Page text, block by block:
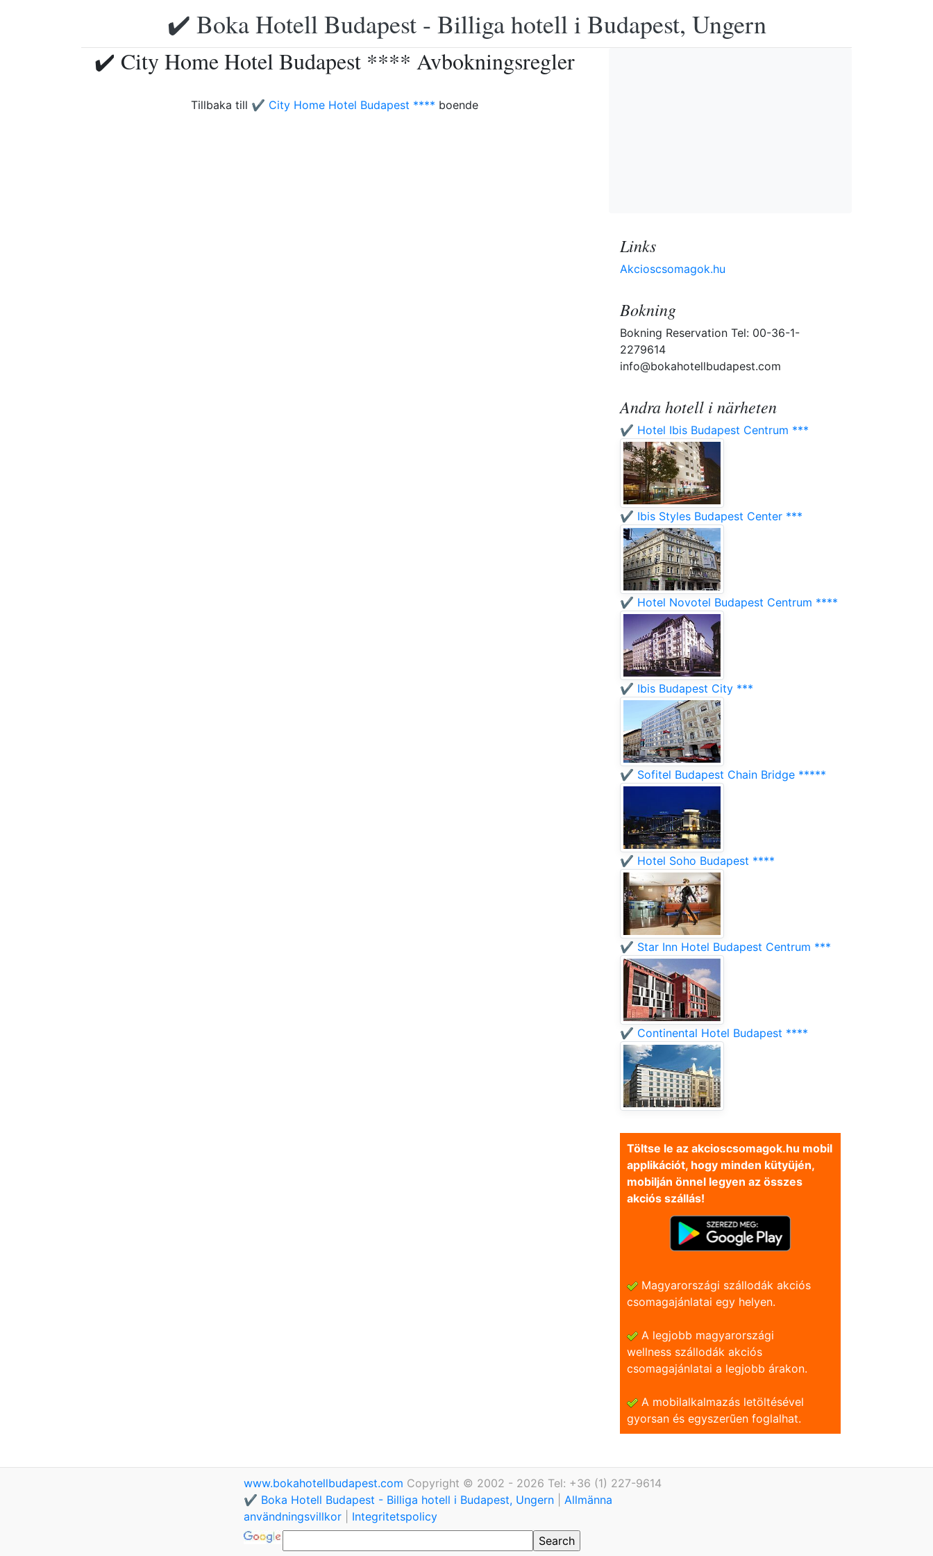
✔️ Boka Hotell Budapest - Billiga hotell i Budapest, Ungern
✔️ City Home Hotel Budapest **** Avbokningsregler
Tillbaka till ✔️ City Home Hotel Budapest **** boende
Links
Akcioscsomagok.hu
Bokning
Bokning Reservation Tel: 00-36-1-
2279614
info@bokahotellbudapest.com
Andra hotell i närheten
✔️ Hotel Ibis Budapest Centrum ***
✔️ Ibis Styles Budapest Center ***
✔️ Hotel Novotel Budapest Centrum ****
✔️ Ibis Budapest City ***
✔️ Sofitel Budapest Chain Bridge *****
✔️ Hotel Soho Budapest ****
✔️ Star Inn Hotel Budapest Centrum ***
✔️ Continental Hotel Budapest ****
Töltse le az akcioscsomagok.hu mobil
applikációt, hogy minden kütyüjén,
mobilján önnel legyen az összes
akciós szállás!
Magyarországi szállodák akciós
csomagajánlatai egy helyen.
A legjobb magyarországi
wellness szállodák akciós
csomagajánlatai a legjobb árakon.
A mobilalkalmazás letöltésével
gyorsan és egyszerũen foglalhat.
www.bokahotellbudapest.com Copyright © 2002 - 2026 Tel: +36 (1) 227-9614
✔️ Boka Hotell Budapest - Billiga hotell i Budapest, Ungern
Allmänna
användningsvillkor
Integritetspolicy